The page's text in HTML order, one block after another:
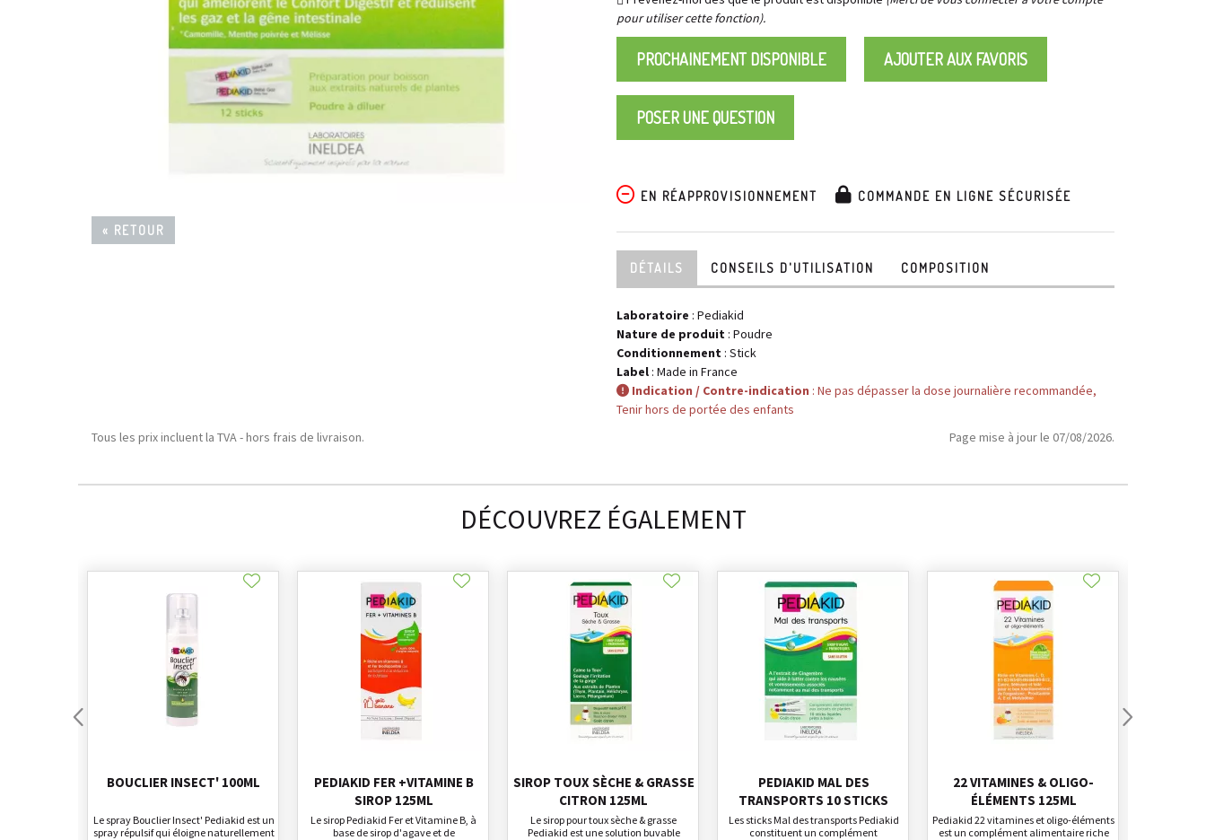
« RETOUR
pour utiliser cette fonction).
PROCHAINEMENT DISPONIBLE AJOUTER AUX FAVORIS
POSER UNE QUESTION
EN RÉAPPROVISIONNEMENT COMMANDE EN LIGNE SÉCURISÉE
DÉTAILS CONSEILS D'UTILISATION COMPOSITION
Laboratoire : Pediakid
Nature de produit : Poudre
Conditionnement : Stick
Label : Made in France
Indication / Contre-indication : Ne pas dépasser la dose journalière recommandée,
Tenir hors de portée des enfants
Tous les prix incluent la TVA - hors frais de livraison.
Page mise à jour le 07/08/2026.
DÉCOUVREZ ÉGALEMENT
BOUCLIER INSECT' 100ML
Le spray Bouclier Insect' Pediakid est un
spray répulsif qui éloigne naturellement
PEDIAKID FER +VITAMINE B
SIROP 125ML
Le sirop Pediakid Fer et Vitamine B, à
base de sirop d'agave et de
SIROP TOUX SÈCHE & GRASSE
CITRON 125ML
Le sirop pour toux sèche & grasse
Pediakid est une solution buvable
PEDIAKID MAL DES
TRANSPORTS 10 STICKS
Les sticks Mal des transports Pediakid
constituent un complément
22 VITAMINES & OLIGO-
ÉLÉMENTS 125ML
Pediakid 22 vitamines et oligo-éléments
est un complément alimentaire riche